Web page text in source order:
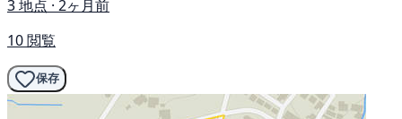
3 地点 · 2ヶ月前
10 閲覧
保存